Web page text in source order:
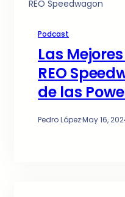
Podcast
Las
REO
de las
Pedro López·May 16,